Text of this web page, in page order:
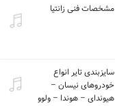
مشخصات فنی زانتیا
سایزبندی تایر انواع
خودروهای نیسان –
هیوندای – هوندا – ولوو